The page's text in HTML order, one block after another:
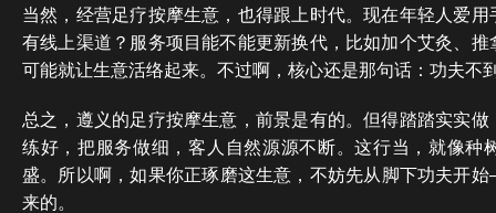
当然，经营足疗按摩生意，也得跟上时代。现在年轻人爱
有线上渠道？服务项目能不能更新换代，比如加个艾灸、
可能就让生意活络起来。不过啊，核心还是那句话：功夫不
总之，遵义的足疗按摩生意，前景是有的。但得踏踏实实
练好，把服务做细，客人自然源源不断。这行当，就像种
盛。所以啊，如果你正琢磨这生意，不妨先从脚下功夫开
来的。